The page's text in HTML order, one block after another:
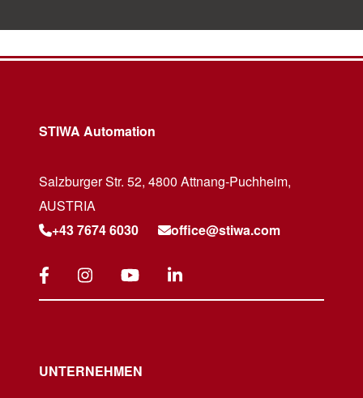
STIWA Automation
Salzburger Str. 52, 4800 Attnang-Puchheim,
AUSTRIA
+43 7674 6030
office@stiwa.com
UNTERNEHMEN